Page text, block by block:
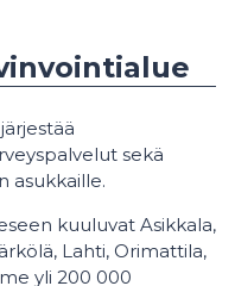
sekä
asukkaille.
kuuluvat Asikkala,
Lahti, Orimattila,
yli 200 000